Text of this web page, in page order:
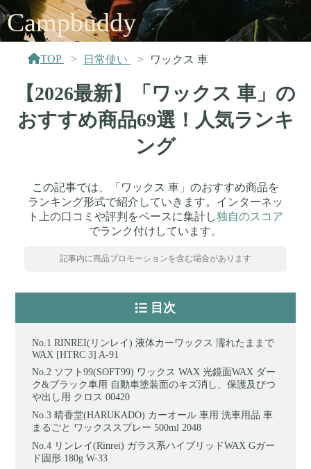
Campbuddy
TOP 日常使い ワックス 車
【2026最新】「ワックス 車」の
おすすめ商品69選！人気ランキ
ング
この記事では、「ワックス 車」のおすすめ商品を
ランキング形式で紹介していきます。インターネッ
ト上の口コミや評判をベースに集計し独自のスコア
でランク付けしています。
記事内に商品プロモーションを含む場合があります
目次
RINREI(リンレイ) 液体カーワックス 濡れたままで
WAX [HTRC 3] A-91
ソフト99(SOFT99) ワックス WAX 光鏡面WAX ダー
ク&ブラック車用 自動車塗装面のキズ消し、保護及びつ
や出し用 クロス 00420
晴香堂(HARUKADO) カーオール 車用 洗車用品 車
まるごと ワックススプレー 500ml 2048
リンレイ(Rinrei) ガラス系ハイブリッドWAX Gガー
ド固形 180g W-33